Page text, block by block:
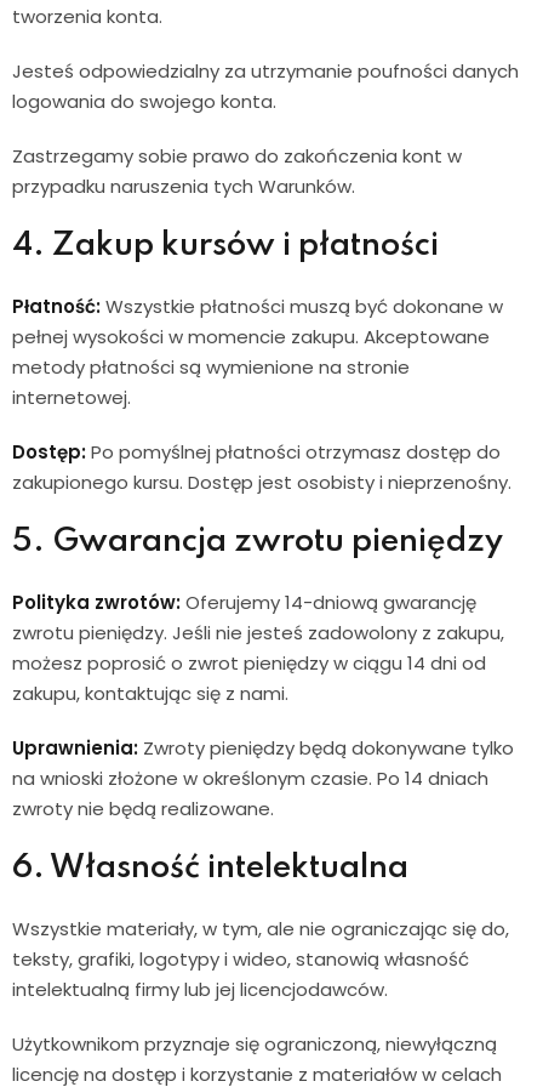
tworzenia konta.
Jesteś odpowiedzialny za utrzymanie poufności danych
logowania do swojego konta.
Zastrzegamy sobie prawo do zakończenia kont w
przypadku naruszenia tych Warunków.
4. Zakup kursów i płatności
Płatność:Wszystkie płatności muszą być dokonane w
pełnej wysokości w momencie zakupu. Akceptowane
metody płatności są wymienione na stronie
internetowej.
Dostęp:Po pomyślnej płatności otrzymasz dostęp do
zakupionego kursu. Dostęp jest osobisty i nieprzenośny.
5. Gwarancja zwrotu pieniędzy
Polityka zwrotów:Oferujemy 14-dniową gwarancję
zwrotu pieniędzy. Jeśli nie jesteś zadowolony z zakupu,
możesz poprosić o zwrot pieniędzy w ciągu 14 dni od
zakupu, kontaktując się z nami.
Uprawnienia: Zwroty pieniędzy będą dokonywane tylko
na wnioski złożone w określonym czasie. Po 14 dniach
zwroty nie będą realizowane.
6. Własność intelektualna
Wszystkie materiały, w tym, ale nie ograniczając się do,
teksty, grafiki, logotypy i wideo, stanowią własność
intelektualną firmy lub jej licencjodawców.
Użytkownikom przyznaje się ograniczoną, niewyłączną
licencję na dostęp i korzystanie z materiałów w celach